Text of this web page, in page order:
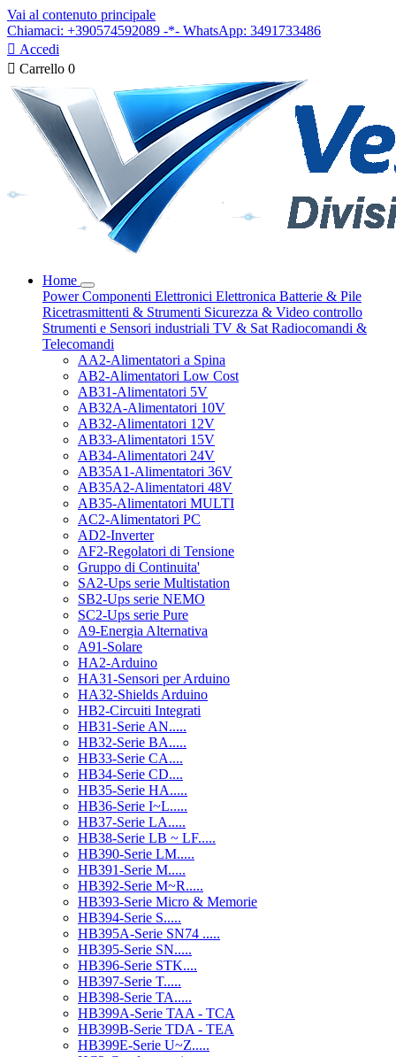
Vai al contenuto principale
Chiamaci: +390574592089 -*- WhatsApp: 3491733486
 Accedi
 Carrello 0
Home
PowerComponenti Elettronici Elettronica Batterie & Pile
Ricetrasmittenti & Strumenti Sicurezza & Video controllo
Strumenti e Sensori industriali TV & Sat Radiocomandi &
Telecomandi
AA2-Alimentatori a Spina
AB2-Alimentatori Low Cost
AB31-Alimentatori 5V
AB32A-Alimentatori 10V
AB32-Alimentatori 12V
AB33-Alimentatori 15V
AB34-Alimentatori 24V
AB35A1-Alimentatori 36V
AB35A2-Alimentatori 48V
AB35-Alimentatori MULTI
AC2-Alimentatori PC
AD2-Inverter
AF2-Regolatori di Tensione
Gruppo di Continuita'
SA2-Ups serie Multistation
SB2-Ups serie NEMO
SC2-Ups serie Pure
A9-Energia Alternativa
A91-Solare
HA2-Arduino
HA31-Sensori per Arduino
HA32-Shields Arduino
HB2-Circuiti Integrati
HB31-Serie AN.....
HB32-Serie BA.....
HB33-Serie CA....
HB34-Serie CD....
HB35-Serie HA.....
HB36-Serie I~L.....
HB37-Serie LA.....
HB38-Serie LB ~ LF.....
HB390-Serie LM.....
HB391-Serie M.....
HB392-Serie M~R.....
HB393-Serie Micro & Memorie
HB394-Serie S.....
HB395A-Serie SN74 .....
HB395-Serie SN.....
HB396-Serie STK....
HB397-Serie T.....
HB398-Serie TA.....
HB399A-Serie TAA - TCA
HB399B-Serie TDA - TEA
HB399E-Serie U~Z.....